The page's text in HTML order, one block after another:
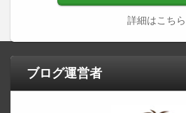
詳細はこちら
ブログ運営者